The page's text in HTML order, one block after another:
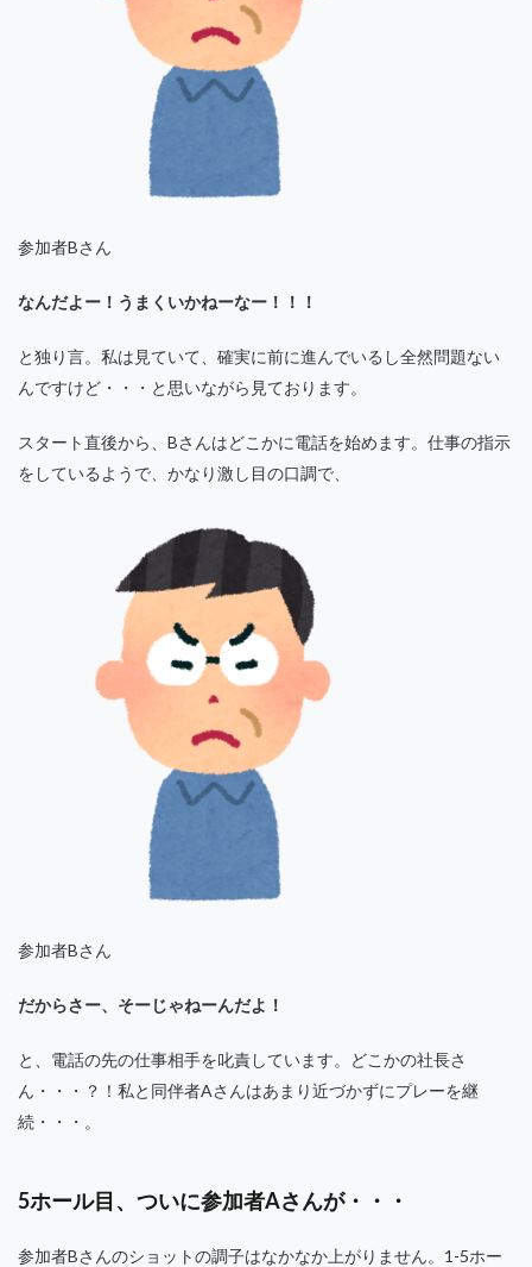
参加者Bさん
なんだよー！うまくいかねーなー！！！
と独り言。私は見ていて、確実に前に進んでいるし全然問題ない
んですけど・・・と思いながら見ております。
スタート直後から、Bさんはどこかに電話を始めます。仕事の指示
をしているようで、かなり激し目の口調で、
参加者Bさん
だからさー、そーじゃねーんだよ！
と、電話の先の仕事相手を叱責しています。どこかの社長さ
ん・・・？！私と同伴者Aさんはあまり近づかずにプレーを継
続・・・。
5ホール目、ついに参加者Aさんが・・・
参加者Bさんのショットの調子はなかなか上がりません。1-5ホー